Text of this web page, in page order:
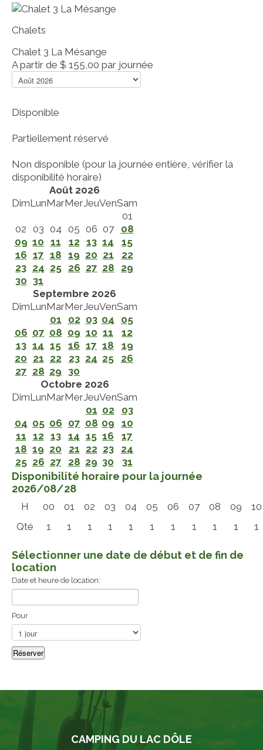
Chalets
Chalet 3 La Mésange
A partir de $ 155,00 par journée
Disponible
Partiellement réservé
Non disponible (pour la journée entière, vérifier la
disponibilité horaire)
Août 2026
DimLunMarMerJeuVenSam
01
02 03 04 05 06 07
08
09 10 11 12 13 14
15
16 17 18 19 20 21
22
23 24 25 26 27 28
29
30 31
Septembre 2026
DimLunMarMerJeuVenSam
01
02 03 04
05
06 07 08 09 10 11
12
13 14 15 16 17 18
19
20 21 22 23 24 25
26
27 28 29 30
Octobre 2026
DimLunMarMerJeuVenSam
01 02
03
04 05 06 07 08 09
10
11 12 13 14 15 16
17
18 19 20 21 22 23
24
25 26 27 28 29 30 31
Disponibilité horaire pour la journée
2026/08/28
H 00 01 02 03 04 05 06 07 08 09
10
Qté
1 1 1 1 1 1 1 1 1 1 1
Sélectionner une date de début et de fin de
location
Date et heure de location:
Pour
CAMPING DU LAC DÔLE